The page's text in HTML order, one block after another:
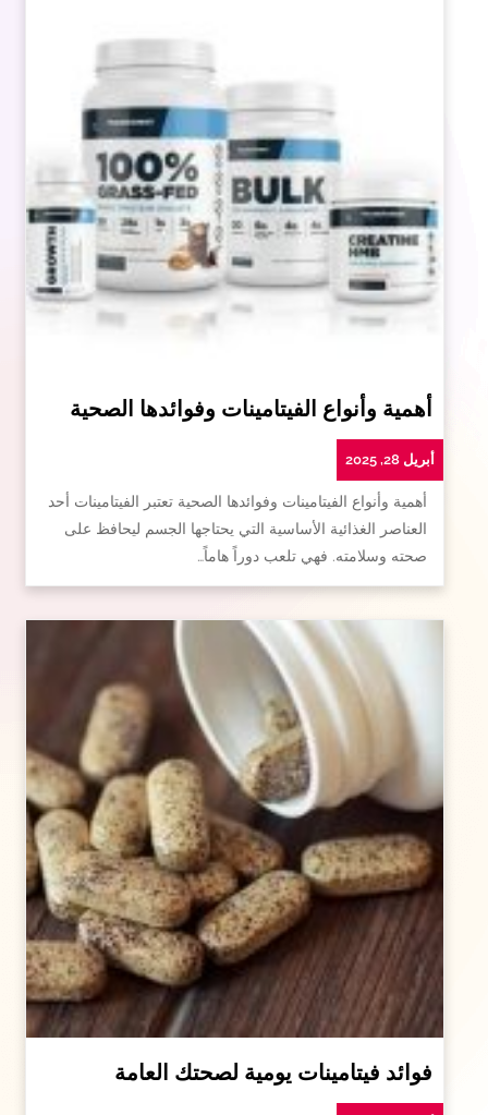
أهمية وأنواع الفيتامينات وفوائدها الصحية
أبريل 28, 2025
أهمية وأنواع الفيتامينات وفوائدها الصحية تعتبر الفيتامينات أحد
العناصر الغذائية الأساسية التي يحتاجها الجسم ليحافظ على
صحته وسلامته. فهي تلعب دوراً هاماً…
فوائد فيتامينات يومية لصحتك العامة